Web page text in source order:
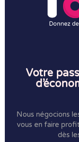
Votre
Nous négocions
vous en faire
dès